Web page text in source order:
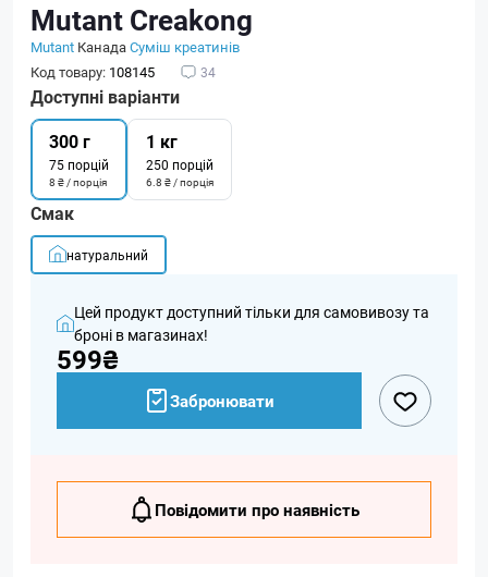
Mutant Creakong
Mutant КанадаСуміш креатинів
Код товару: 108145 34
Доступні варіанти
300 г
75 порцій
8 ₴ / порція
1 кг
250 порцій
6.8 ₴ / порція
Смак
натуральний
Цей продукт доступний тільки для самовивозу та
броні в магазинах!
599₴
Забронювати
Повідомити про наявність